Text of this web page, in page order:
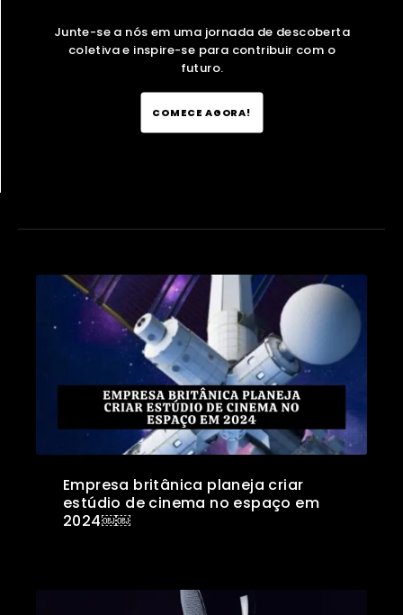
Junte-se a nós em uma jornada de descoberta
coletiva e inspire-se para contribuir com o
futuro.
COMECE AGORA!
Empresa britânica planeja criar
estúdio de cinema no espaço em
2024￼￼